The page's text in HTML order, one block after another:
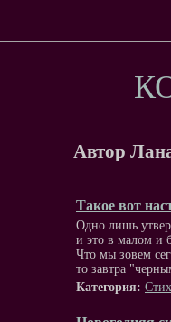
Автор
Такое вот
Одно лишь
и это в малом и
Что мы зовем
то завтра
Категория: